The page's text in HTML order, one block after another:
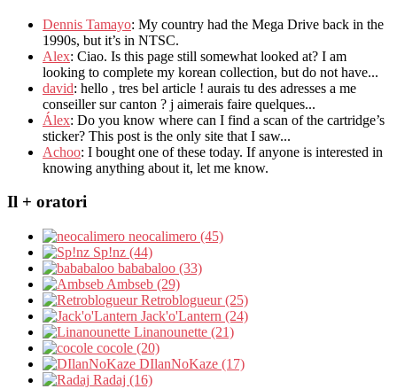
Dennis Tamayo: My country had the Mega Drive back in the
1990s, but it’s in NTSC.
Alex: Ciao. Is this page still somewhat looked at? I am
looking to complete my korean collection, but do not have...
david: hello , tres bel article ! aurais tu des adresses a me
conseiller sur canton ? j aimerais faire quelques...
Álex: Do you know where can I find a scan of the cartridge’s
sticker? This post is the only site that I saw...
Achoo: I bought one of these today. If anyone is interested in
knowing anything about it, let me know.
Il + oratori
neocalimero (45)
Sp!nz (44)
bababaloo (33)
Ambseb (29)
Retroblogueur (25)
Jack'o'Lantern (24)
Linanounette (21)
cocole (20)
DIlanNoKaze (17)
Radaj (16)